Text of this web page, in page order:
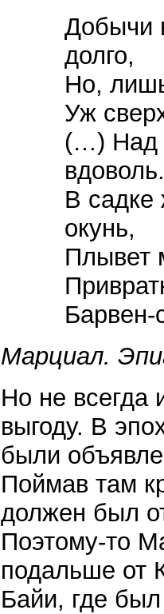
Добычи
долго,
Но,
Уж
(…) Над
вдоволь.
В садке
окунь,
Плывет
Барвен-
Марциал.
Но не всегда
выгоду. В
были
Поймав там
должен был
Поэтому-то
подальше от
Байи, где